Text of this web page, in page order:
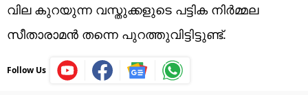
വില കുറയുന്ന വസ്തുക്കളുടെ പട്ടിക നിർമ്മല
സീതാരാമൻ തന്നെ പുറത്തുവിട്ടിട്ടുണ്ട്.
Follow Us